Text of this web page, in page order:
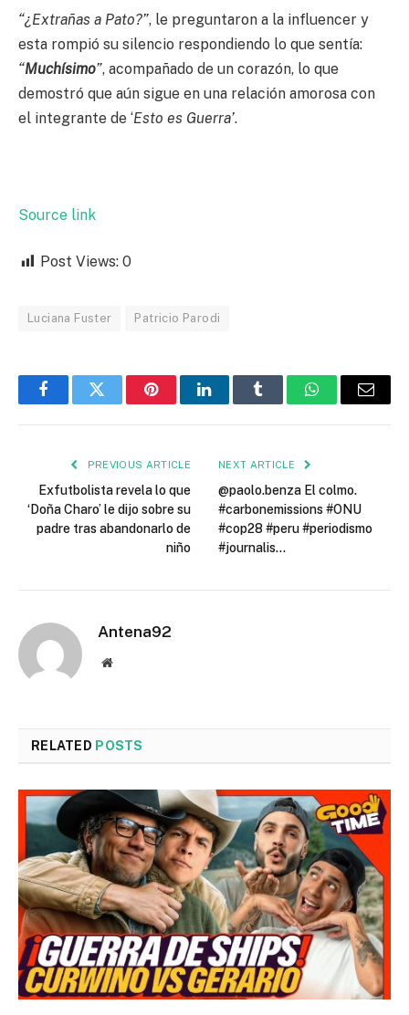
“¿Extrañas a Pato?”, le preguntaron a la influencer y
esta rompió su silencio respondiendo lo que sentía:
“Muchísimo”, acompañado de un corazón, lo que
demostró que aún sigue en una relación amorosa con
el integrante de ‘Esto es Guerra’.
Source link
Post Views: 0
Luciana Fuster Patricio Parodi
FacebookTwitter PinterestLinkedInTumblr WhatsAppEmail
PREVIOUS ARTICLE
Exfutbolista revela lo que
‘Doña Charo’ le dijo sobre su
padre tras abandonarlo de
niño
NEXT ARTICLE
@paolo.benza El colmo.
#carbonemissions #ONU
#cop28 #peru #periodismo
#journalis…
Antena92
Website
RELATED POSTS